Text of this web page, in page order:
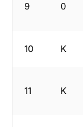
9 0
10 K
11 K